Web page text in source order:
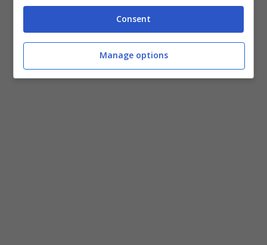
I due, su disposizione dell’autorità giudiziaria,
sono stati temporaneamente ristretti nelle
camere di sicurezza in attesa del processo
per direttissima.
Consent
Manage options